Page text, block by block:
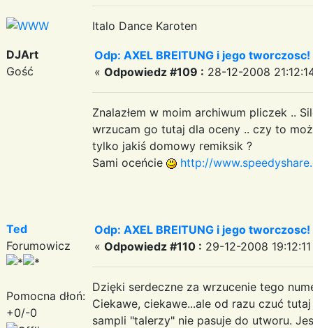
Italo Dance Karoten
DJArt
Gość
Odp: AXEL BREITUNG i jego
« Odpowiedz #109 : 28-12-2008
Znalazłem w moim archiwum pliczek ..
wrzucam go tutaj dla oceny .. czy to
tylko jakiś domowy remiksik ?
Sami oceńcie
http://
Ted
Forumowicz
Pomocna dłoń:
+0/-0
Odp: AXEL BREITUNG i jego
« Odpowiedz #110 : 29-12-2008
Dzięki serdeczne za wrzucenie tego
Ciekawe, ciekawe...ale od razu czuć
sampli "talerzy" nie pasuje do utworu.